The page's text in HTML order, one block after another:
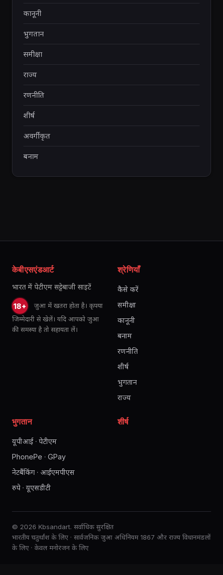
कानूनी
भुगतान
समीक्षा
राज्य
रणनीति
शीर्ष
अवर्गीकृत
बनाम
केबीएसएंडआर्ट
भारत में पेटीएम सट्टेबाजी साइटें
18+
जुआ में खतरा होता है। कृपया
जिम्मेदारी से खेलें। यदि आपको जुआ
की समस्या है तो सहायता लें।
श्रेणियाँ
कैसे करें
समीक्षा
कानूनी
बनाम
रणनीति
शीर्ष
भुगतान
राज्य
भुगतान
यूपीआई · पेटीएम
PhonePe · GPay
नेटबैंकिंग · आईएमपीएस
रुपे · यूएसडीटी
शीर्ष
© 2026 Kbsandart. सर्वाधिक सुरक्षित
भारतीय चतुर्थांश के लिए · सार्वजनिक जुआ अधिनियम 1867 और राज्य विधानमंडलों
के लिए · केवल मनोरंजन के लिए